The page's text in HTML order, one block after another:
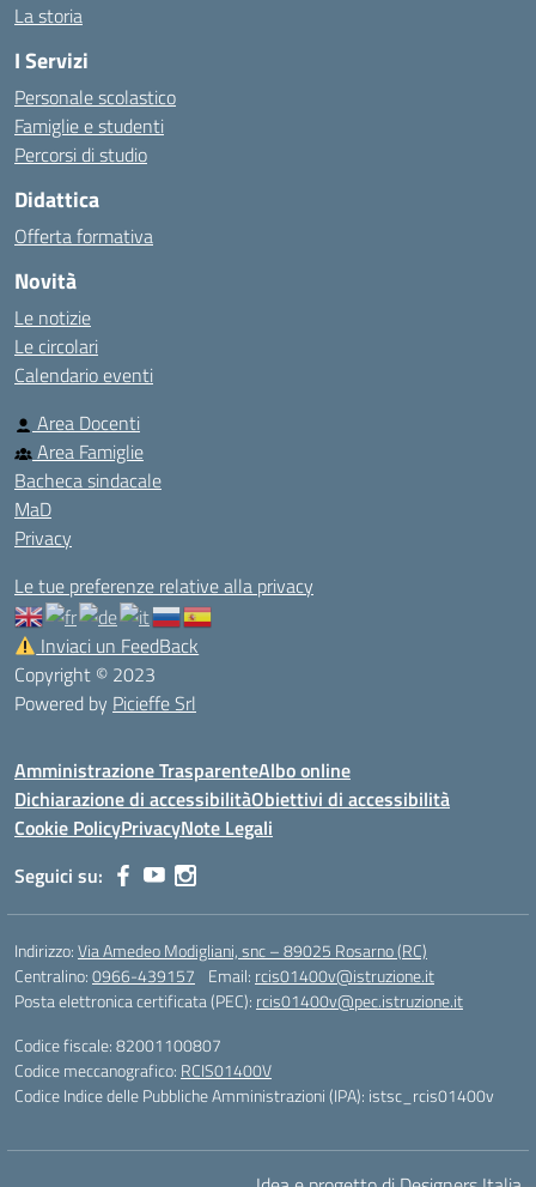
La storia
I Servizi
Personale scolastico
Famiglie e studenti
Percorsi di studio
Didattica
Offerta formativa
Novità
Le notizie
Le circolari
Calendario eventi
Area Docenti
Area Famiglie
Bacheca sindacale
MaD
Privacy
Le tue preferenze relative alla privacy
Inviaci un FeedBack
Copyright © 2023
Powered by Picieffe Srl
Amministrazione TrasparenteAlbo online
Dichiarazione di accessibilitàObiettivi di accessibilità
Cookie PolicyPrivacyNote Legali
Seguici su:
Indirizzo:Via Amedeo Modigliani, snc – 89025 Rosarno (RC)
Centralino:0966-439157 Email: rcis01400v@istruzione.it
Posta elettronica certificata (PEC): rcis01400v@pec.istruzione.it
Codice fiscale: 82001100807
Codice meccanografico: RCIS01400V
Codice Indice delle Pubbliche Amministrazioni (IPA): istsc_rcis01400v